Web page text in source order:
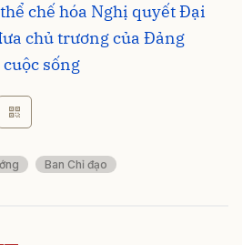
chế hóa Nghị quyết Đại
chủ trương của Đảng
sống
Ban Chỉ đạo